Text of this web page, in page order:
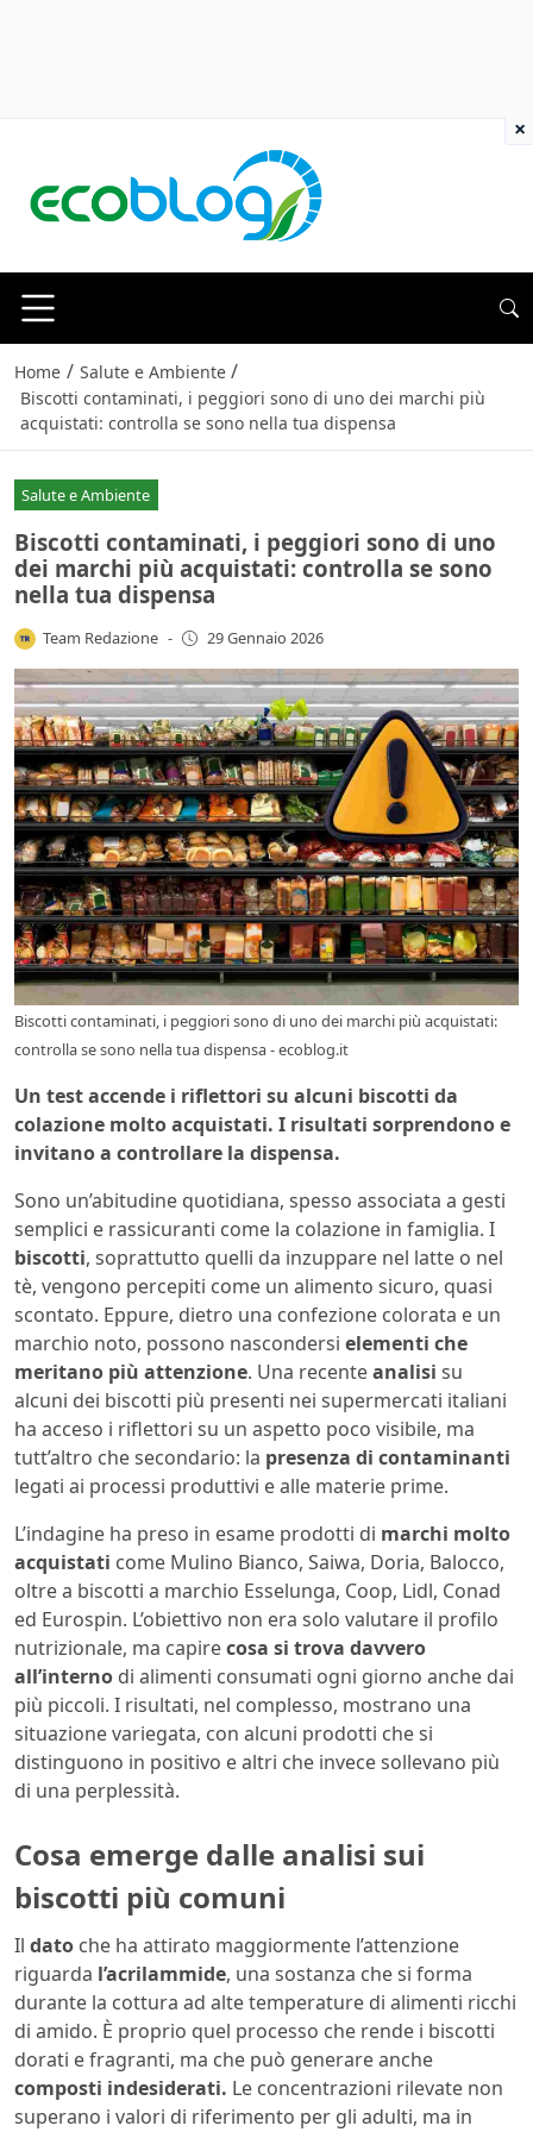
Home / Salute e Ambiente /
Biscotti contaminati, i peggiori sono di uno dei marchi più
acquistati: controlla se sono nella tua dispensa
Salute e Ambiente
Biscotti contaminati, i peggiori sono di uno
dei marchi più acquistati: controlla se sono
nella tua dispensa
Team Redazione - 29 Gennaio 2026
Biscotti contaminati, i peggiori sono di uno dei marchi più acquistati:
controlla se sono nella tua dispensa - ecoblog.it
Un test accende i riflettori su alcuni biscotti da
colazione molto acquistati. I risultati sorprendono e
invitano a controllare la dispensa.
Sono un’abitudine quotidiana, spesso associata a gesti
semplici e rassicuranti come la colazione in famiglia. I
biscotti, soprattutto quelli da inzuppare nel latte o nel
tè, vengono percepiti come un alimento sicuro, quasi
scontato. Eppure, dietro una confezione colorata e un
marchio noto, possono nascondersi elementi che
meritano più attenzione. Una recenteanalisi su
alcuni dei biscotti più presenti nei supermercati italiani
ha acceso i riflettori su un aspetto poco visibile, ma
tutt’altro che secondario: la presenza di contaminanti
legati ai processi produttivi e alle materie prime.
L’indagine ha preso in esame prodotti di marchi molto
acquistati come Mulino Bianco, Saiwa, Doria, Balocco,
oltre a biscotti a marchio Esselunga, Coop, Lidl, Conad
ed Eurospin. L’obiettivo non era solo valutare il profilo
nutrizionale, ma capirecosa si trova davvero
all’interno di alimenti consumati ogni giorno anche dai
più piccoli. I risultati, nel complesso, mostrano una
situazione variegata, con alcuni prodotti che si
distinguono in positivo e altri che invece sollevano più
di una perplessità.
Cosa emerge dalle analisi sui
biscotti più comuni
Il dato che ha attirato maggiormente l’attenzione
riguarda l’acrilammide, una sostanza che si forma
durante la cottura ad alte temperature di alimenti ricchi
di amido. È proprio quel processo che rende i biscotti
dorati e fragranti, ma che può generare anche
composti indesiderati. Le concentrazioni rilevate non
superano i valori di riferimento per gli adulti, ma in
×